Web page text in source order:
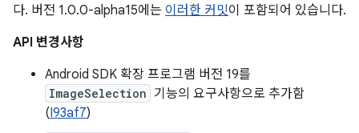
다. 버전 1.0.0-alpha15에는 이러한 커밋이 포함되어 있습니다.
API 변경사항
Android SDK 확장 프로그램 버전 19를
ImageSelection 기능의 요구사항으로 추가함
(I93af7)